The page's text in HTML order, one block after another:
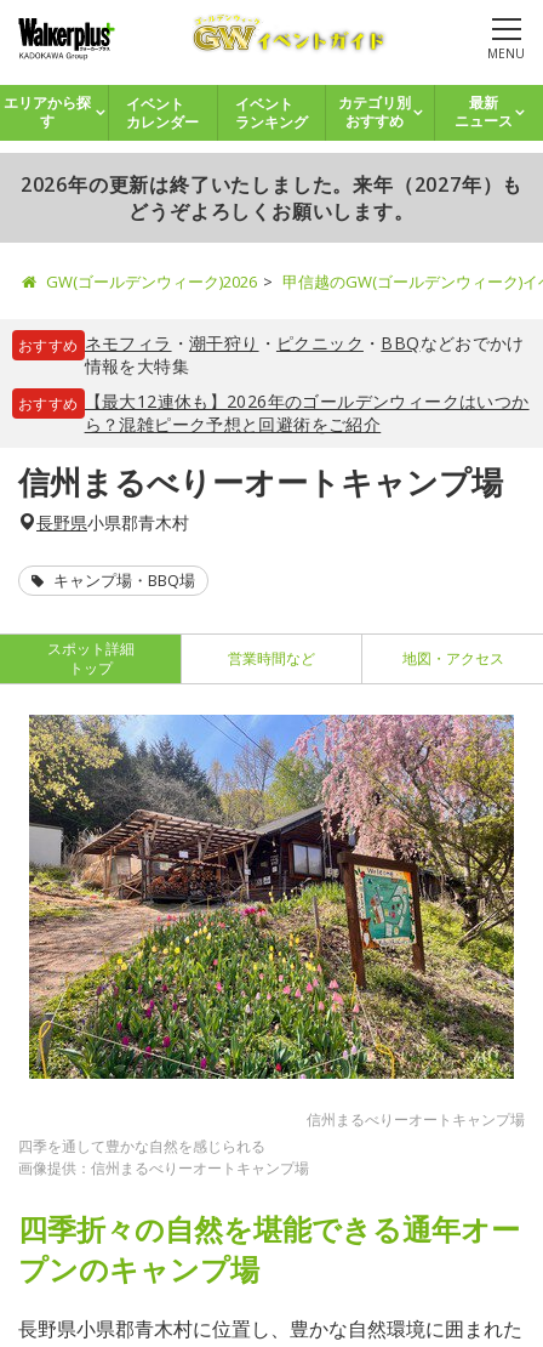
MENU
エリアから探
す
イベント
カレンダー
イベント
ランキング
カテゴリ別
おすすめ
最新
ニュース
2026年の更新は終了いたしました。来年（2027年）も
どうぞよろしくお願いします。
GW(ゴールデンウィーク)2026 甲信越のGW(ゴールデンウィーク)
おすすめ ネモフィラ ・ 潮干狩り ・ ピクニック ・ BBQなどおでかけ
情報を大特集
おすすめ
【最大12連休も】2026年のゴールデンウィークはいつか
ら？混雑ピーク予想と回避術をご紹介
信州まるべりーオートキャンプ場
長野県小県郡青木村
キャンプ場・BBQ場
スポット詳細
トップ
営業時間など 地図・アクセス
信州まるべりーオートキャンプ場
四季を通して豊かな自然を感じられる
画像提供：信州まるべりーオートキャンプ場
四季折々の自然を堪能できる通年オー
プンのキャンプ場
長野県小県郡青木村に位置し、豊かな自然環境に囲まれた